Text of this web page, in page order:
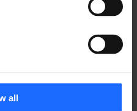
all
is
text